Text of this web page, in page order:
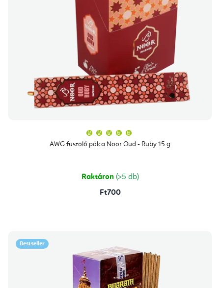
AWG füstölő pálca Noor Oud - Ruby 15 g
átlagos
értékelése
csillag.
Raktáron (>5 db)
Ft700
Bestseller